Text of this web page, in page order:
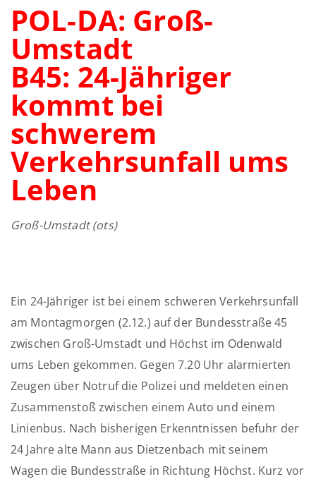
POL-DA: Groß-
Umstadt
B45: 24-Jähriger
kommt bei
schwerem
Verkehrsunfall ums
Leben
Groß-Umstadt(ots)
Ein 24-Jähriger ist bei einem schweren Verkehrsunfall
am Montagmorgen (2.12.) auf der Bundesstraße 45
zwischen Groß-Umstadt und Höchst im Odenwald
ums Leben gekommen. Gegen 7.20 Uhr alarmierten
Zeugen über Notruf die Polizei und meldeten einen
Zusammenstoß zwischen einem Auto und einem
Linienbus. Nach bisherigen Erkenntnissen befuhr der
24 Jahre alte Mann aus Dietzenbach mit seinem
Wagen die Bundesstraße in Richtung Höchst. Kurz vor